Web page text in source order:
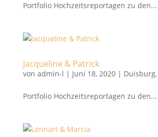
Portfolio Hochzeitsreportagen zu den...
Jacqueline & Patrick
von admin-l | Juni 18, 2020| Duisburg,
Portfolio Hochzeitsreportagen zu den...